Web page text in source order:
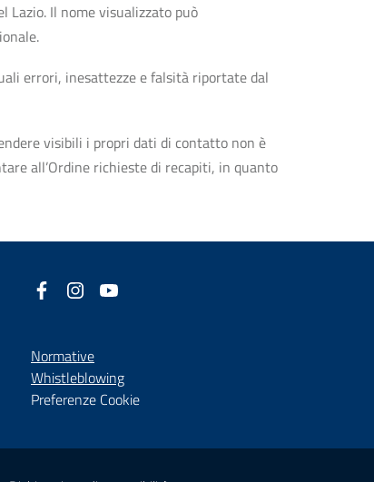
Lazio. Il nome visualizzato può
errori, inesattezze e falsità riportate dal
visibili i propri dati di contatto non è
all’Ordine richieste di recapiti, in quanto
Facebook
(nuova scheda - new tab)
Instagram
(nuova scheda - new tab)
Normative
Whistleblowing(nuova scheda - new tab)
Preferenze Cookie